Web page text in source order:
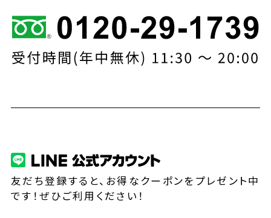
友だち登録すると、お得なクーポンをプレゼント中
です！ぜひご利用ください！